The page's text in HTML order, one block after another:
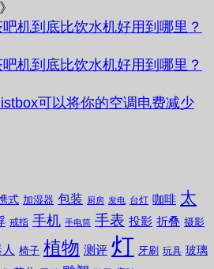
》
吧机到底比饮水机好用到哪里？
吧机到底比饮水机好用到哪里？
可以将你的空调电费减少
式 加湿器 包装 厨房 发电 台灯 咖啡 太
戒指 手机 手电筒 手表 投影 折叠 摄影
椅子 植物 测评 灯 牙刷 玩具 玻璃